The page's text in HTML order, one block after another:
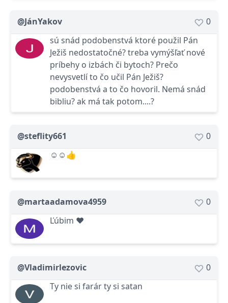
@JánYakov
0
sú snád podobenstvá ktoré použil Pán
Ježiš nedostatočné? treba vymýšľať nové
príbehy o izbách či bytoch? Prečo
nevysvetlí to čo učil Pán Ježiš?
podobenstvá a to čo hovoril. Nemá snád
bibliu? ak má tak potom....?
@steflity661
0
☺☺👍
@martaadamova4959
0
Ľúbim ❤
@Vladimirlezovic
0
Ty nie si farár ty si satan